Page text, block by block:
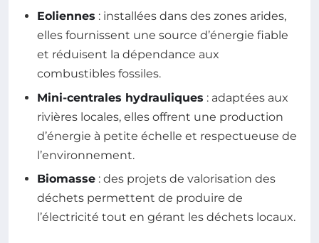
Eoliennes : installées dans des zones arides,
elles fournissent une source d’énergie fiable
et réduisent la dépendance aux
combustibles fossiles.
Mini-centrales hydrauliques : adaptées aux
rivières locales, elles offrent une production
d’énergie à petite échelle et respectueuse de
l’environnement.
Biomasse : des projets de valorisation des
déchets permettent de produire de
l’électricité tout en gérant les déchets locaux.